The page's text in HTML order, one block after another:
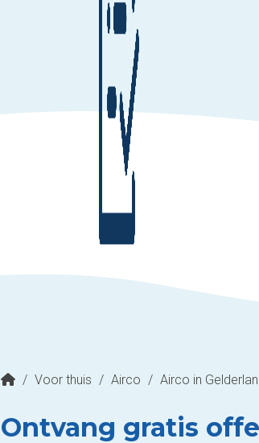
/ Voor thuis / Airco / Airco in
Ontvang gratis